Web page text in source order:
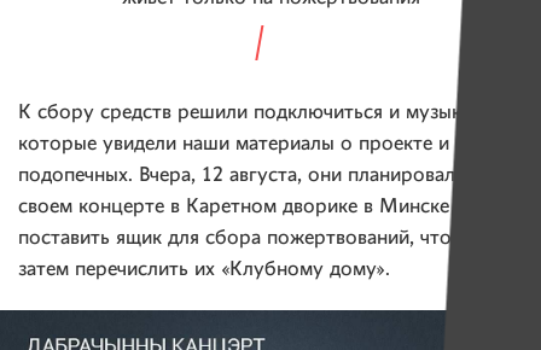
К сбору средств решили подключиться и музыканты,
которые увидели наши материалы о проекте и его
подопечных. Вчера, 12 августа, они планировали на
своем концерте в Каретном дворике в Минске
поставить ящик для сбора пожертвований, чтобы
затем перечислить их «Клубному дому».